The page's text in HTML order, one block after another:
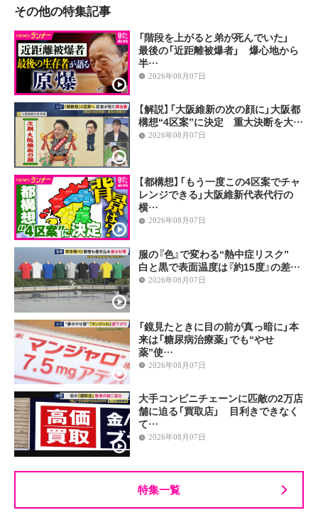
その他の特集記事
「階段を上がると弟が死んでいた」
最後の「近距離被爆者」 爆心地から
半…
2026年08月07日
【解説】「大阪維新の次の顔に」大阪都
構想“4区案”に決定 重大決断を大…
2026年08月07日
【都構想】「もう一度この4区案でチャ
レンジできる」大阪維新代表代行の
横…
2026年08月07日
服の『色』で変わる“熱中症リスク”
白と黒で表面温度は『約15度』の差…
2026年08月07日
「鏡見たときに目の前が真っ暗に」本
来は「糖尿病治療薬」でも“やせ
薬”使…
2026年08月07日
大手コンビニチェーンに匹敵の2万店
舗に迫る「買取店」 目利きできなく
て…
2026年08月07日
特集一覧